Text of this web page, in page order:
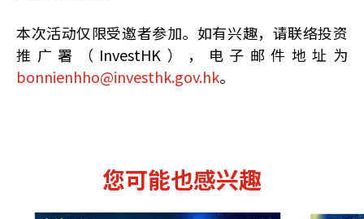
本次活动仅限受邀者参加。如有兴趣，请联络投资
推广署（InvestHK），电子邮件地址为
bonnienhho@investhk.gov.hk。
您可能也感兴趣